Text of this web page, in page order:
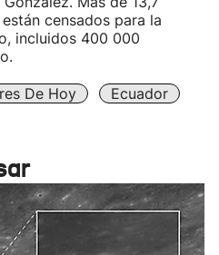
censados para la
incluidos 400 000
De Hoy Ecuador